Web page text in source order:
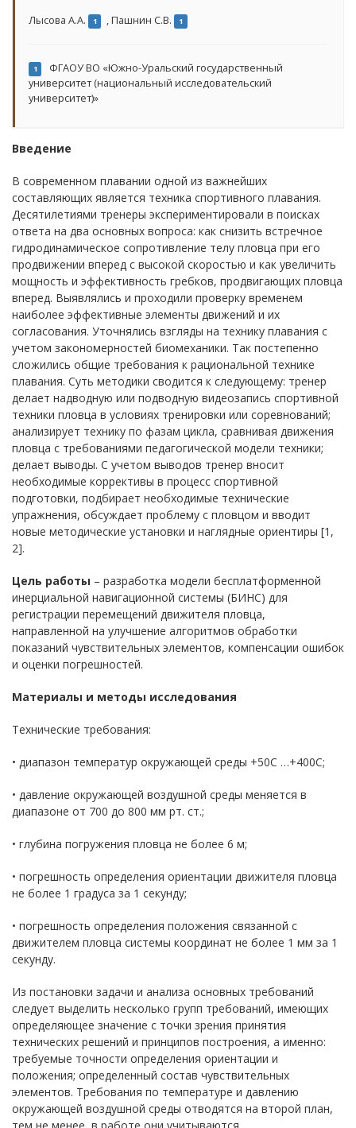
Лысова А.А. 1 ,Пашнин С.В. 1
1
ФГАОУ ВО «Южно-Уральский государственный
университет (национальный исследовательский
университет)»
Введение
В современном плавании одной из важнейших
составляющих является техника спортивного плавания.
Десятилетиями тренеры экспериментировали в поисках
ответа на два основных вопроса: как снизить встречное
гидродинамическое сопротивление телу пловца при его
продвижении вперед с высокой скоростью и как увеличить
мощность и эффективность гребков, продвигающих пловца
вперед. Выявлялись и проходили проверку временем
наиболее эффективные элементы движений и их
согласования. Уточнялись взгляды на технику плавания с
учетом закономерностей биомеханики. Так постепенно
сложились общие требования к рациональной технике
плавания. Суть методики сводится к следующему: тренер
делает надводную или подводную видеозапись спортивной
техники пловца в условиях тренировки или соревнований;
анализирует технику по фазам цикла, сравнивая движения
пловца с требованиями педагогической модели техники;
делает выводы. С учетом выводов тренер вносит
необходимые коррективы в процесс спортивной
подготовки, подбирает необходимые технические
упражнения, обсуждает проблему с пловцом и вводит
новые методические установки и наглядные ориентиры [1,
2].
Цель работы – разработка модели бесплатформенной
инерциальной навигационной системы (БИНС) для
регистрации перемещений движителя пловца,
направленной на улучшение алгоритмов обработки
показаний чувствительных элементов, компенсации ошибок
и оценки погрешностей.
Материалы и методы исследования
Технические требования:
• диапазон температур окружающей среды +50С …+400С;
• давление окружающей воздушной среды меняется в
диапазоне от 700 до 800 мм рт. ст.;
• глубина погружения пловца не более 6 м;
• погрешность определения ориентации движителя пловца
не более 1 градуса за 1 секунду;
• погрешность определения положения связанной с
движителем пловца системы координат не более 1 мм за 1
секунду.
Из постановки задачи и анализа основных требований
следует выделить несколько групп требований, имеющих
определяющее значение с точки зрения принятия
технических решений и принципов построения, а именно:
требуемые точности определения ориентации и
положения; определенный состав чувствительных
элементов. Требования по температуре и давлению
окружающей воздушной среды отводятся на второй план,